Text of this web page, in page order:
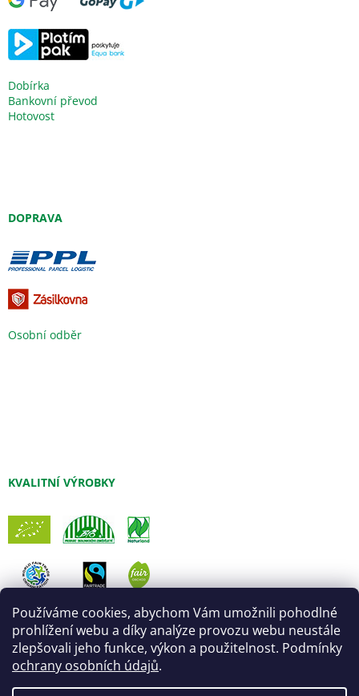
Používáme cookies, abychom Vám umožnili pohodlné
prohlížení webu a díky analýze provozu webu neustále
zlepšovali jeho funkce, výkon a použitelnost. Podmínky
ochrany osobních údajů.
Dobírka
Bankovní převod
Hotovost
DOPRAVA
Osobní odběr
KVALITNÍ VÝROBKY